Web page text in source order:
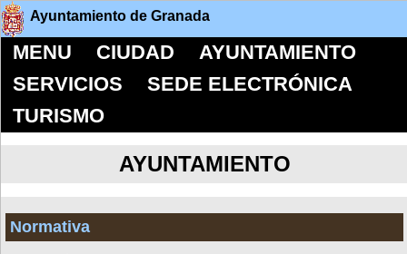
Ayuntamiento de Granada
MENU CIUDAD
AYUNTAMIENTO
SERVICIOS
SEDE ELECTRÓNICA
TURISMO
AYUNTAMIENTO
Normativa